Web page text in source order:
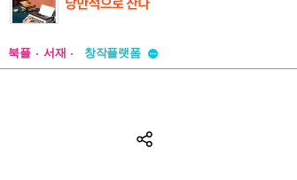
북플 서재
창작플랫폼